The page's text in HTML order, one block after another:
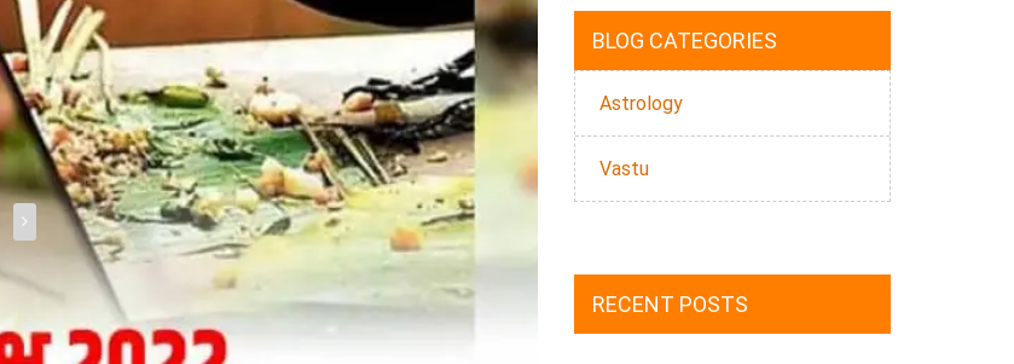
BLOG CATEGORIES
Astrology
Vastu
RECENT POSTS